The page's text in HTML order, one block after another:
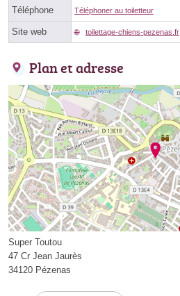
Téléphone Téléphoner au toiletteur
Site web toilettage-chiens-pezenas.fr
Plan et adresse
Super Toutou
47 Cr Jean Jaurès
34120 Pézenas